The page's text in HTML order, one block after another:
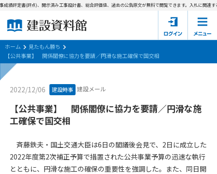
建設資料館とは
東京都の入札資料
国土交通省の入札資料
見たもん勝ち
会員登録について
サポーター会員一覧
評定書(評点)、開示済み工事設計書、総合評価値、過去の公告原文が無料で閲覧できます。入札に関連す
ホーム
見たもん勝ち
【公共事業】 関係閣僚に協力を要請／円滑な施工確保で国交相
2022/12/06 建設時事 建設メール
【公共事業】 関係閣僚に協力を要請／円滑な施
工確保で国交相
斉藤鉄夫・国土交通大臣は6日の閣議後会見で、2日に成立した
2022年度第2次補正予算で措置された公共事業予算の迅速な執行
とともに、円滑な施工の確保の重要性を強調した。また、同日開
第1条（規約の目的）
会員サービスの利用条件等について定めるものです。
2. 管理者が建設資料館WEB上で随時掲載するルールは本規約の
一部を構成するものとします。